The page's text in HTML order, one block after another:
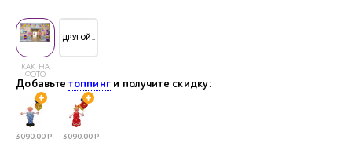
КАК НА
ФОТО
ДРУГОЙ..
Добавьтетоппинг и получите скидку:
3090.00Р 3090.00Р